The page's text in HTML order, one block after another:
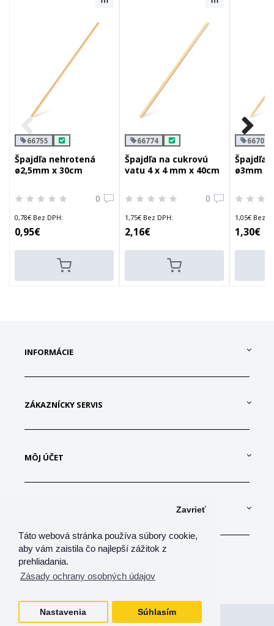
Táto webová stránka používa súbory cookie,
aby vám zaistila čo najlepší zážitok z
prehliadania.
Zásady ochrany osobných údajov
Zavrieť
Nastavenia Súhlasím
66755
Špajdľa nehrotená
ø2,5mm x 30cm
0
0,78€ Bez DPH:
0,95€
66774
Špajdľa na cukrovú
vatu 4 x 4 mm x 40cm
0
1,75€ Bez DPH:
2,16€
66706
Špajdľa
ø3mm x
1,05€ Bez
1,30€
INFORMÁCIE
ZÁKAZNÍCKY SERVIS
MÔJ ÚČET
Všetky práva vyhradenéshop-net, s.r.o.